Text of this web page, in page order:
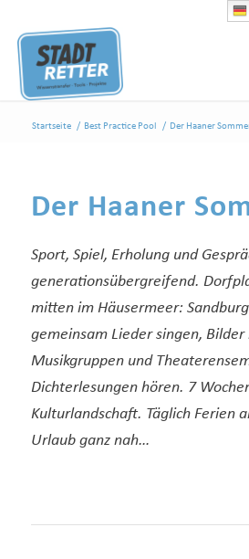
Startseite / Best Practice Pool / Der Haaner
Der Haaner
Sport, Spiel, Erholung und
generationsübergreifend.
mitten im Häusermeer:
gemeinsam Lieder singen, Bilder
Musikgruppen und
Dichterlesungen hören. 7
Kulturlandschaft. Täglich Ferien
Urlaub ganz nah…